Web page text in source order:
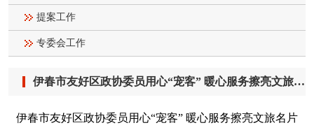
提案工作
专委会工作
伊春市友好区政协委员用心“宠客” 暖心服务擦亮文旅名片
伊春市友好区政协委员用心“宠客” 暖心服务擦亮文旅名片